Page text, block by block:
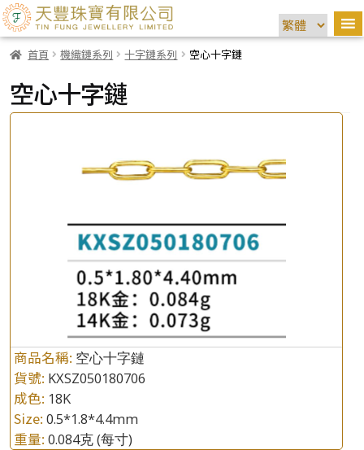
首頁 機織鏈系列 十字鏈系列 空心十字鏈
空心十字鏈
商品名稱: 空心十字鏈
貨號: KXSZ050180706
成色: 18K
Size: 0.5*1.8*4.4mm
重量: 0.084克(每寸)